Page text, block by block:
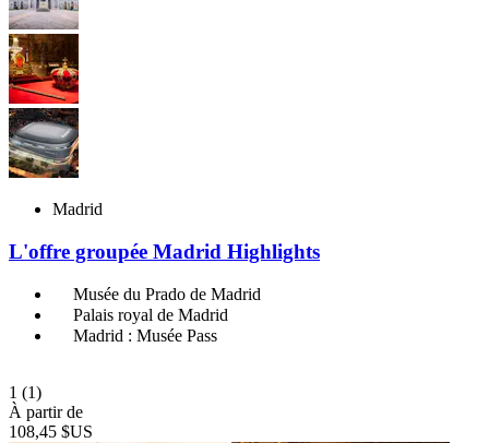
Madrid
L'offre groupée Madrid Highlights
Musée du Prado de Madrid
Palais royal de Madrid
Madrid : Musée Pass
1 (1)
À partir de
108,45 $US